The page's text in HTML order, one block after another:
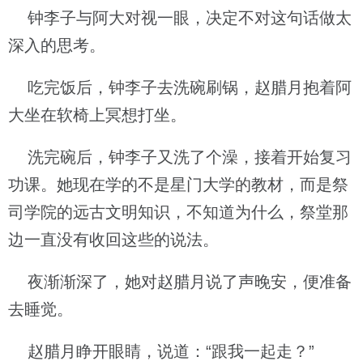
钟李子与阿大对视一眼，决定不对这句话做太
深入的思考。
吃完饭后，钟李子去洗碗刷锅，赵腊月抱着阿
大坐在软椅上冥想打坐。
洗完碗后，钟李子又洗了个澡，接着开始复习
功课。她现在学的不是星门大学的教材，而是祭
司学院的远古文明知识，不知道为什么，祭堂那
边一直没有收回这些的说法。
夜渐渐深了，她对赵腊月说了声晚安，便准备
去睡觉。
赵腊月睁开眼睛，说道：“跟我一起走？”